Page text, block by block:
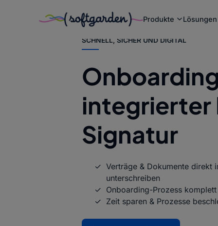
Produkte Lösungen
SCHNELL, SICHER UND DIGITAL
integrierter
Signatur
Verträge & Dokumente direkt
unterschreiben
Onboarding-Prozess
Zeit sparen & Prozesse